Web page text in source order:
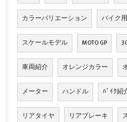
カラーバリエーション バイク
スケールモデル MOTO GP
車両紹介 オレンジカラー
メーター ハンドル ﾊﾞｲｸ紹
リアタイヤ リアブレーキ